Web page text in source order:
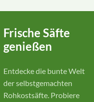
Frische Säfte
genießen
Entdecke die bunte Welt
der selbstgemachten
Rohkostsäfte. Probiere